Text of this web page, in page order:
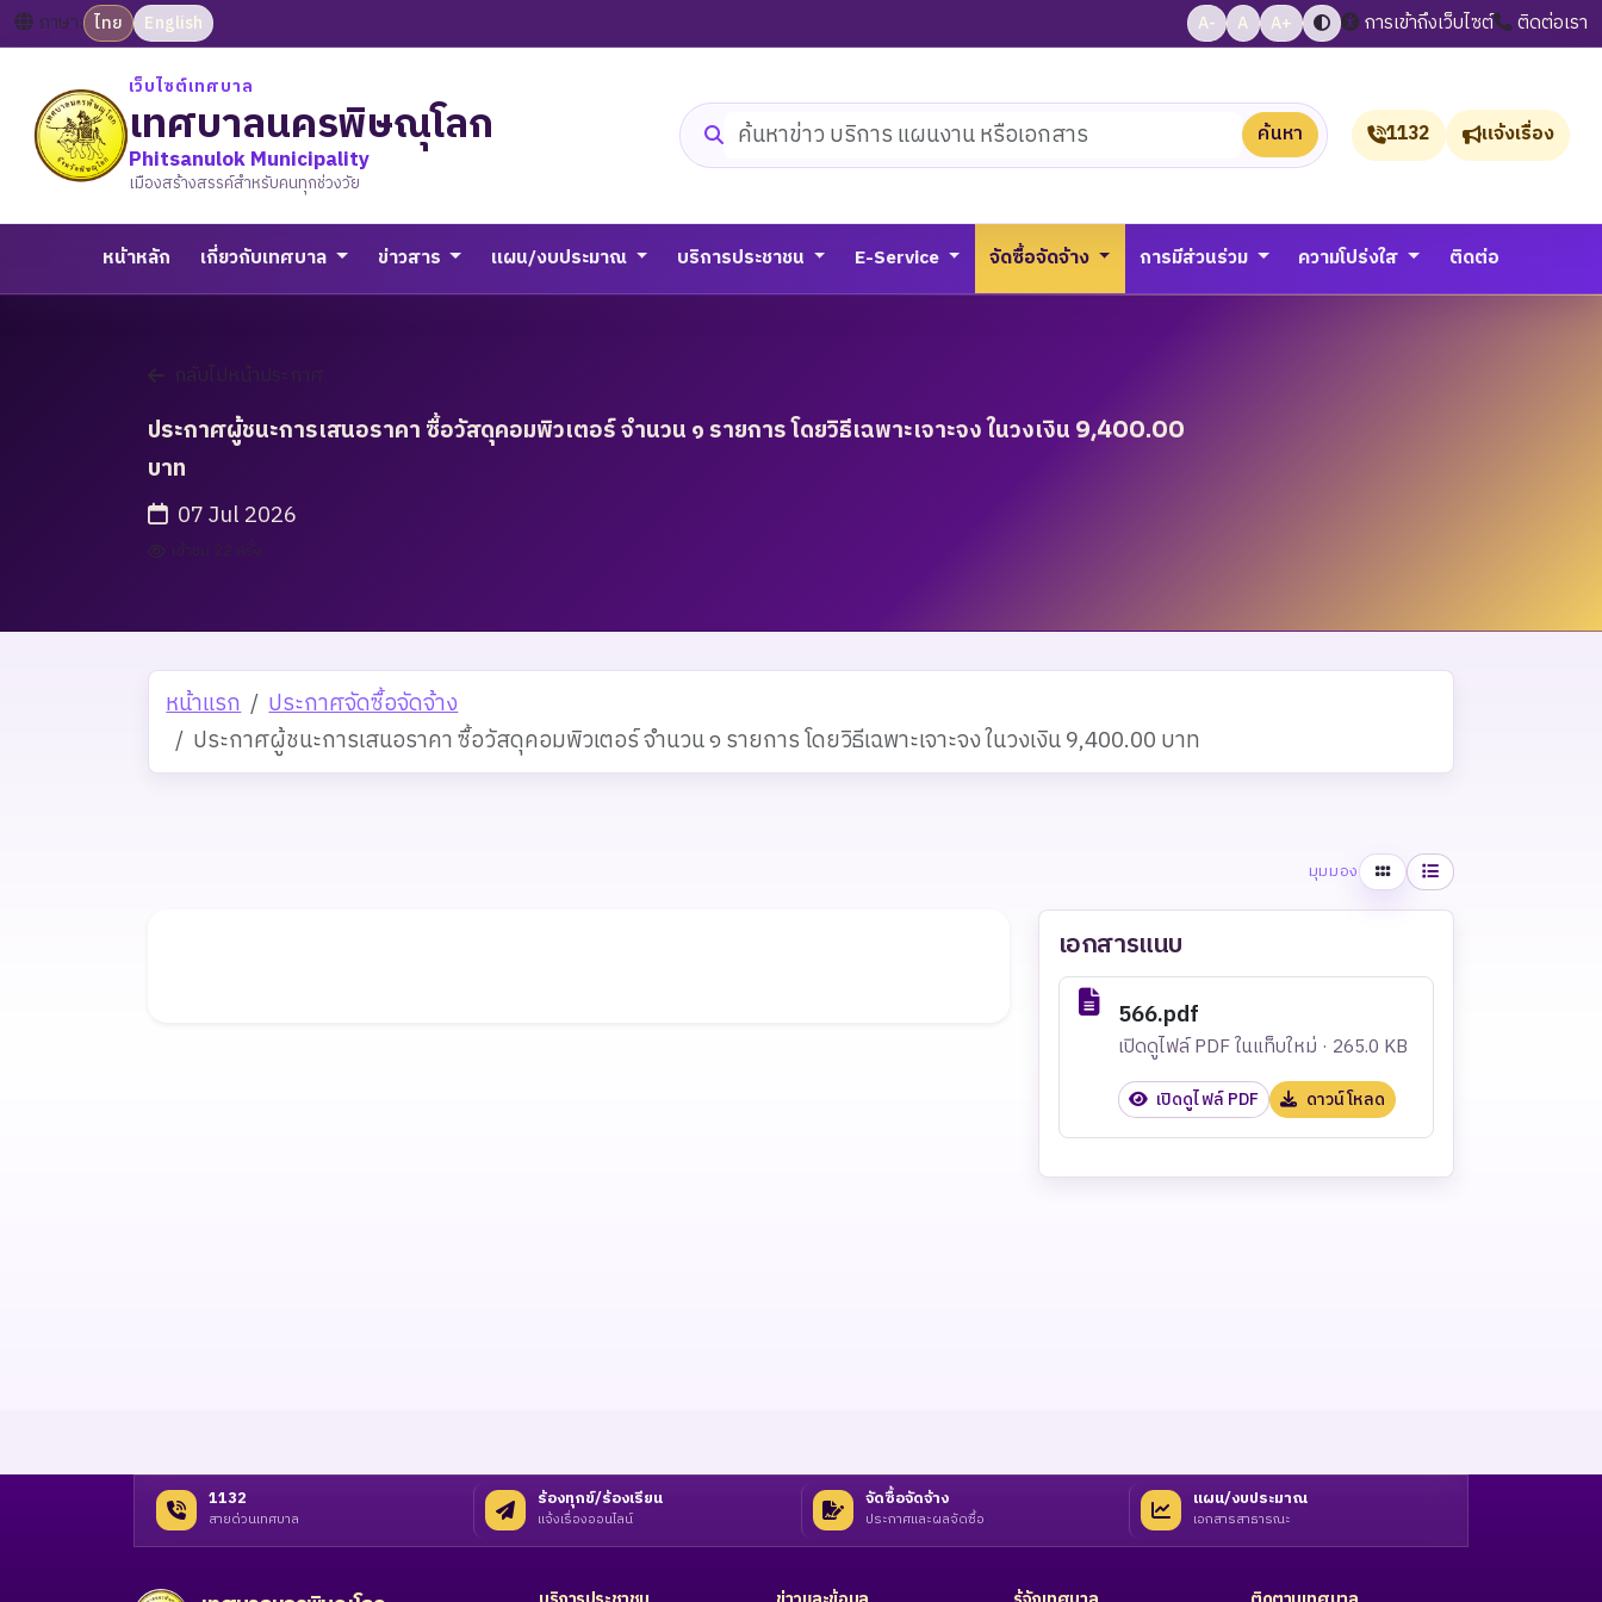
ภาษา: ไทย English A- A A+ การเข้าถึงเว็บไซต์ ติดต่อเรา
เว็บไซต์เทศบาล
เทศบาลนครพิษณุโลก
Phitsanulok Municipality
เมืองสร้างสรรค์สำหรับคนทุกช่วงวัย
ค้นหาเว็บไซต์ ค้นหา 1132 แจ้งเรื่อง
หน้าหลัก เกี่ยวกับเทศบาล ข่าวสาร แผน/งบประมาณ บริการประชาชน E-Service จัดซื้อจัดจ้าง การมีส่วนร่วม ความโปร่งใส ติดต่อ
กลับไปหน้าประกาศ
ประกาศผู้ชนะการเสนอราคา ซื้อวัสดุคอมพิวเตอร์ จำนวน ๑ รายการ โดยวิธีเฉพาะเจาะจง ในวงเงิน 9,400.00
บาท
07 Jul 2026
เข้าชม 22 ครั้ง
หน้าแรก
ประกาศจัดซื้อจัดจ้าง
ประกาศผู้ชนะการเสนอราคา ซื้อวัสดุคอมพิวเตอร์ จำนวน ๑ รายการ โดยวิธีเฉพาะเจาะจง ในวงเงิน 9,400.00 บาท
มุมมอง ตารางรายการ
เอกสารแนบ
566.pdf
เปิดดูไฟล์ PDF ในแท็บใหม่ · 265.0 KB
เปิดดูไฟล์ PDF ดาวน์โหลด
1132
สายด่วนเทศบาล
ร้องทุกข์/ร้องเรียน
แจ้งเรื่องออนไลน์
จัดซื้อจัดจ้าง
ประกาศและผลจัดซื้อ
แผน/งบประมาณ
เอกสารสาธารณะ